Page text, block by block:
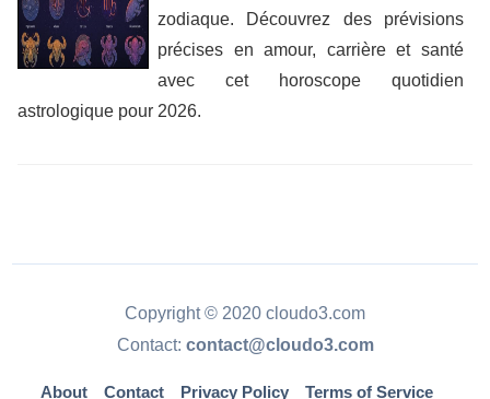
zodiaque. Découvrez des prévisions
précises en amour, carrière et santé
avec cet horoscope quotidien
astrologique pour 2026.
Copyright © 2020 cloudo3.com
Contact: contact@cloudo3.com
About Contact Privacy Policy Terms of Service